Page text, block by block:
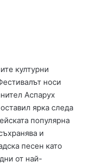
културни
носи
Аспарух
ярка следа
популярна
и
песен като
от най-